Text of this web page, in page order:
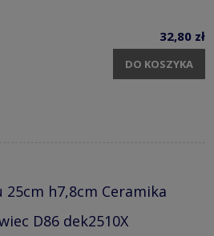
32,80 zł
DO KOSZYKA
h7,8cm Ceramika
D86 dek2510X